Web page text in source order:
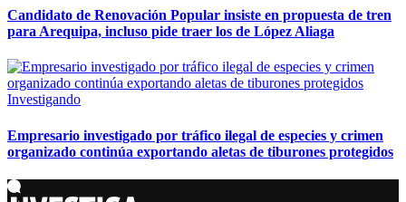
Candidato de Renovación Popular insiste en propuesta de tren
para Arequipa, incluso pide traer los de López Aliaga
Investigando
Empresario investigado por tráfico ilegal de especies y crimen
organizado continúa exportando aletas de tiburones protegidos